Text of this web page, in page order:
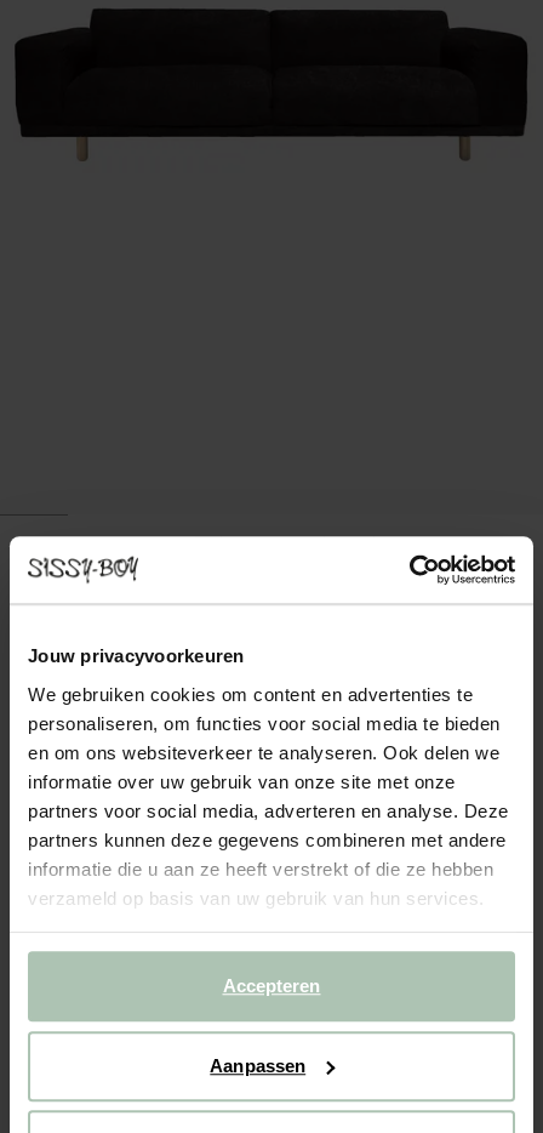
Jouw privacyvoorkeuren
We gebruiken cookies om content en advertenties te
personaliseren, om functies voor social media te bieden
en om ons websiteverkeer te analyseren. Ook delen we
informatie over uw gebruik van onze site met onze
partners voor social media, adverteren en analyse. Deze
partners kunnen deze gegevens combineren met andere
informatie die u aan ze heeft verstrekt of die ze hebben
verzameld op basis van uw gebruik van hun services.
Accepteren
Aanpassen
1799.00
Prachtige fluwelen 4-zits bank uit de Sir serie van Sissy-Boy. Het
bank. Dit zorgt ervoor dat deze bank, in combinatie met de rijke
kleur, een echte eyecatcher is in...Lees meer
1 Model:4-zits (1x) + opties
VOEG TOE AAN WINKELMAND1799.00€